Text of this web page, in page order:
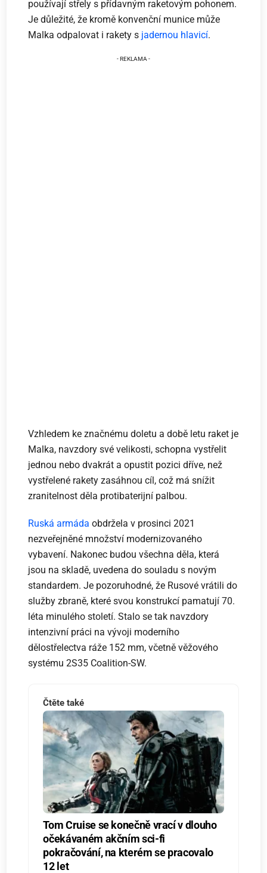
používají střely s přídavným raketovým pohonem.
Je důležité, že kromě konvenční munice může
Malka odpalovat i rakety s jadernou hlavicí.
Vzhledem ke značnému doletu a době letu raket je
Malka, navzdory své velikosti, schopna vystřelit
jednou nebo dvakrát a opustit pozici dříve, než
vystřelené rakety zasáhnou cíl, což má snížit
zranitelnost děla protibaterijní palbou.
Ruská armáda obdržela v prosinci 2021
nezveřejněné množství modernizovaného
vybavení. Nakonec budou všechna děla, která
jsou na skladě, uvedena do souladu s novým
standardem. Je pozoruhodné, že Rusové vrátili do
služby zbraně, které svou konstrukcí pamatují 70.
léta minulého století. Stalo se tak navzdory
intenzivní práci na vývoji moderního
dělostřelectva ráže 152 mm, včetně věžového
systému 2S35 Coalition-SW.
Čtěte také
Tom Cruise se konečně vrací v dlouho
očekávaném akčním sci-fi
pokračování, na kterém se pracovalo
12 let